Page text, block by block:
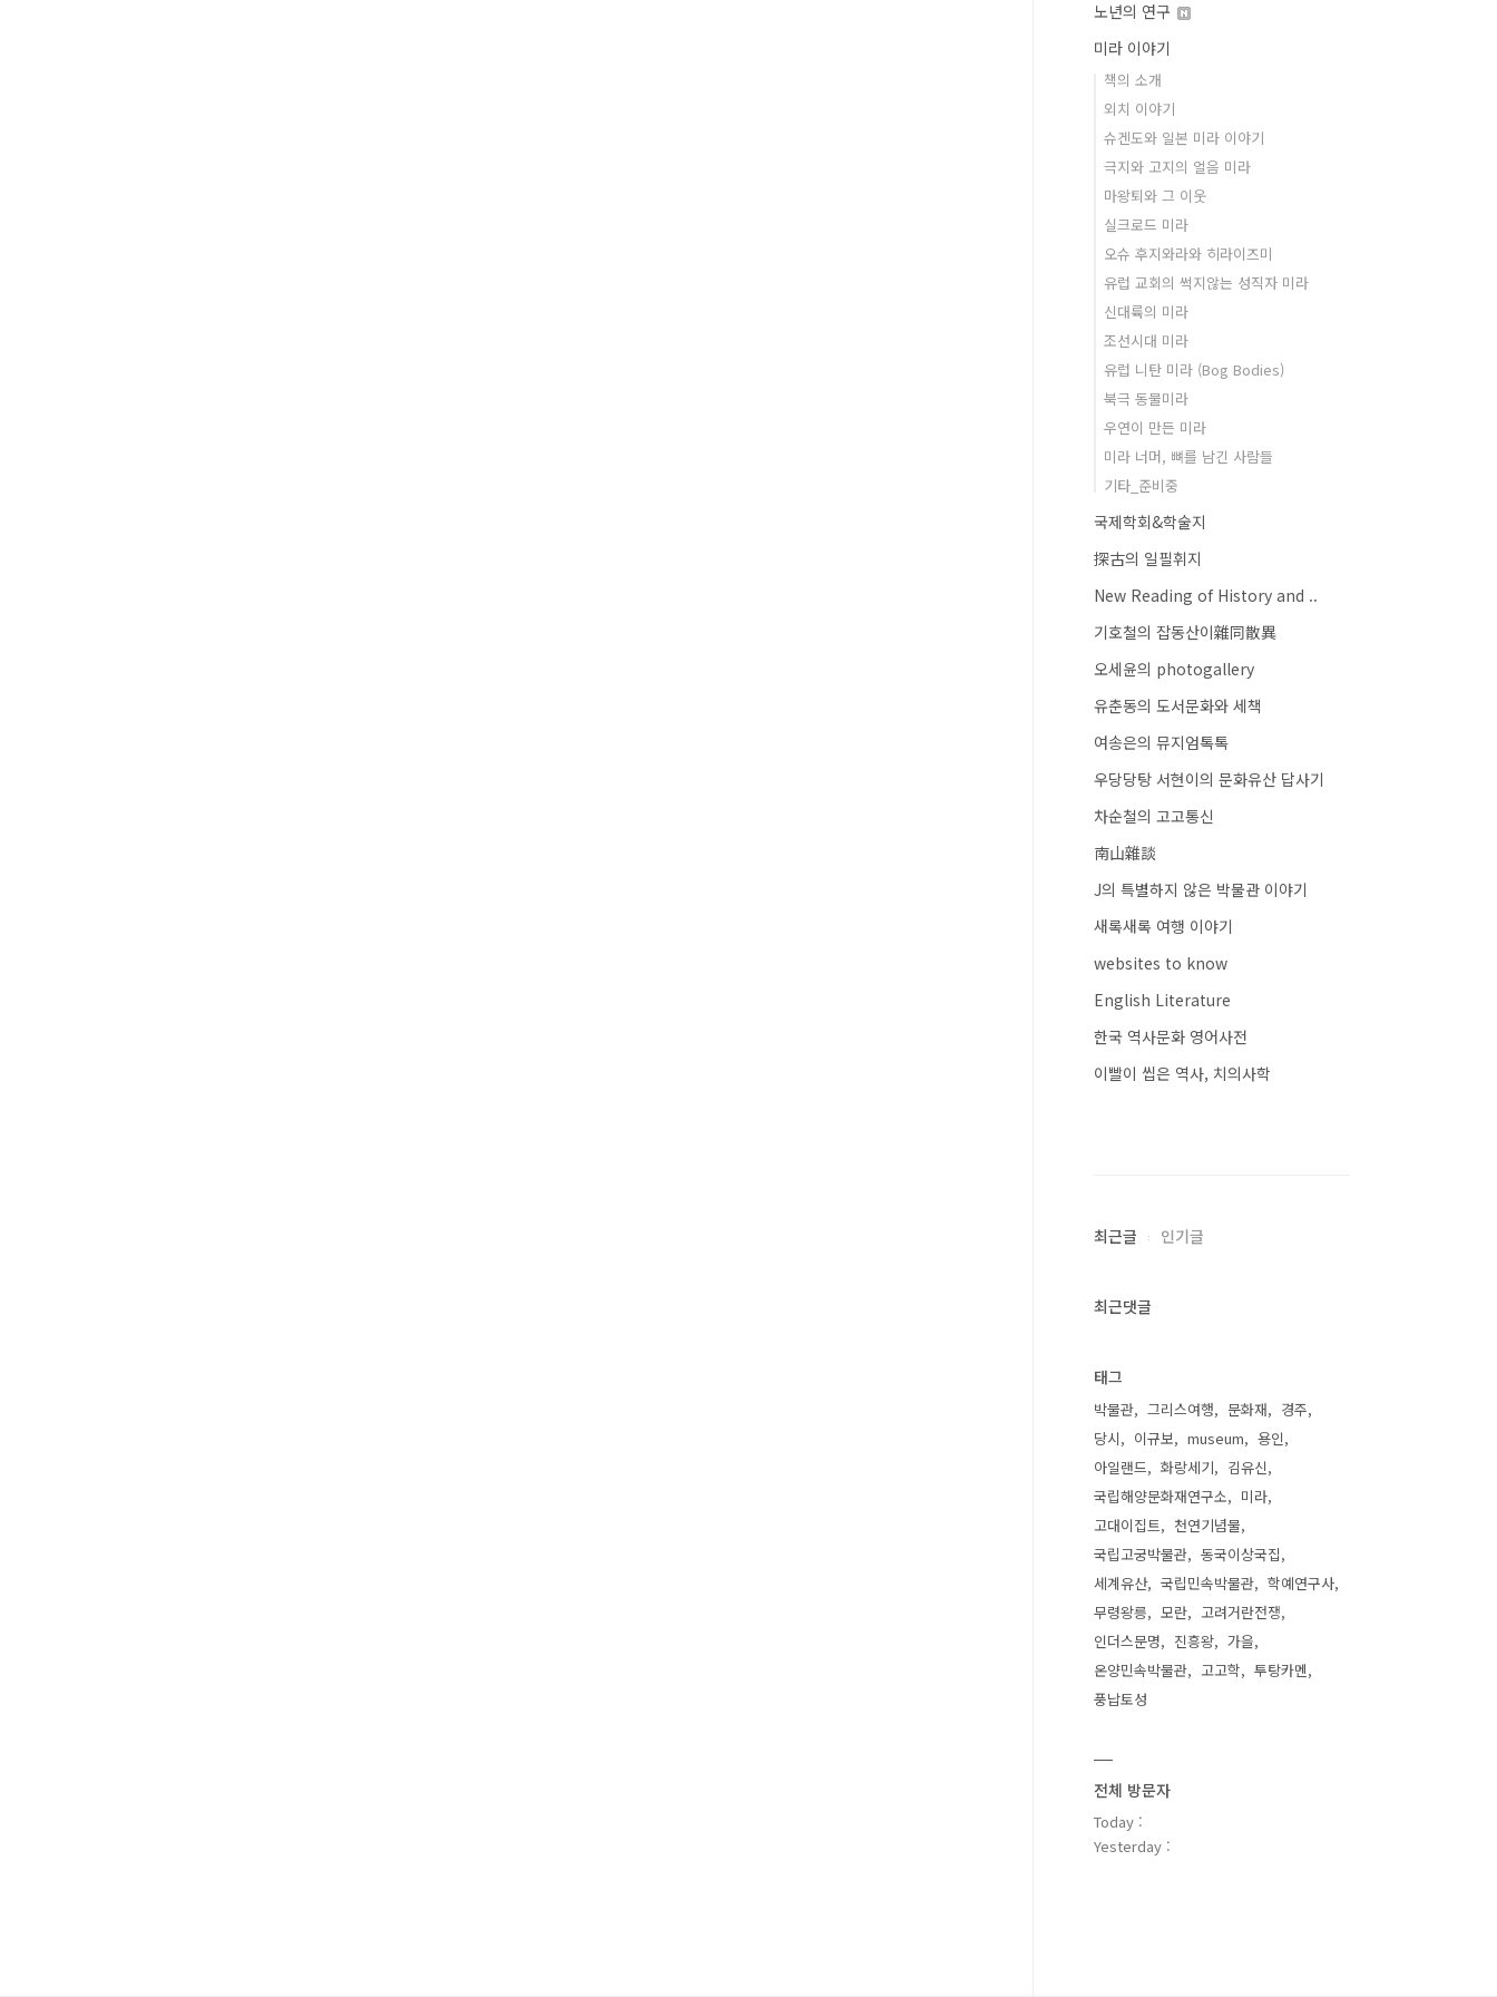
노년의 연구
미라 이야기
책의 소개
외치 이야기
슈겐도와 일본 미라 이야기
극지와 고지의 얼음 미라
마왕퇴와 그 이웃
실크로드 미라
오슈 후지와라와 히라이즈미
유럽 교회의 썩지않는 성직자 미라
신대륙의 미라
조선시대 미라
유럽 니탄 미라 (Bog Bodies)
북극 동물미라
우연이 만든 미라
미라 너머, 뼈를 남긴 사람들
기타_준비중
국제학회&학술지
探古의 일필휘지
New Reading of History and ..
기호철의 잡동산이雜同散異
오세윤의 photogallery
유춘동의 도서문화와 세책
여송은의 뮤지엄톡톡
우당당탕 서현이의 문화유산 답사기
차순철의 고고통신
南山雜談
J의 특별하지 않은 박물관 이야기
새록새록 여행 이야기
websites to know
English Literature
한국 역사문화 영어사전
이빨이 씹은 역사, 치의사학
최근글 인기글
최근댓글
태그
박물관 그리스여행 문화재
경주
당시
이규보 museum
용인
아일랜드
화랑세기
김유신
국립해양문화재연구소
미라
고대이집트
천연기념물
국립고궁박물관
동국이상국집
세계유산
국립민속박물관
학예연구사
무령왕릉
모란
고려거란전쟁
인더스문명
진흥왕
가을
온양민속박물관
고고학
투탕카멘
풍납토성
전체 방문자
Today :
Yesterday :